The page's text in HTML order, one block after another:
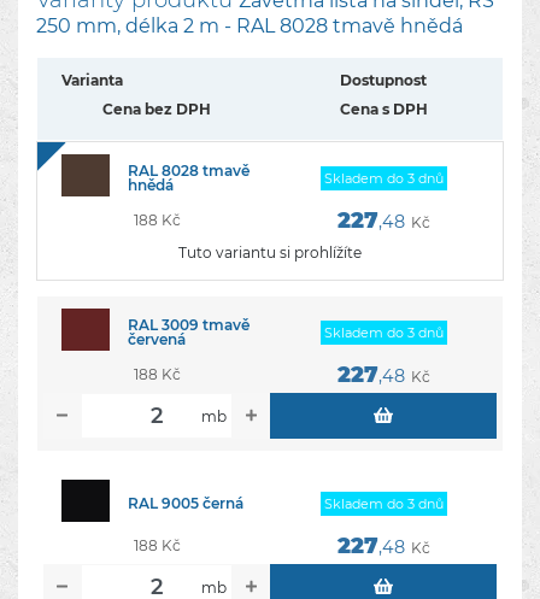
250 mm, délka 2 m - RAL 8028 tmavě hnědá
Varianta
Dostupnost
Cena bez DPH
Cena s DPH
RAL 8028 tmavě
hnědá
Skladem do 3 dnů
188 Kč 227,48 Kč
Tuto variantu si prohlížíte
RAL 3009 tmavě
červená
Skladem do 3 dnů
188 Kč 227,48 Kč
mb
RAL 9005 černá Skladem do 3 dnů
188 Kč 227,48 Kč
mb